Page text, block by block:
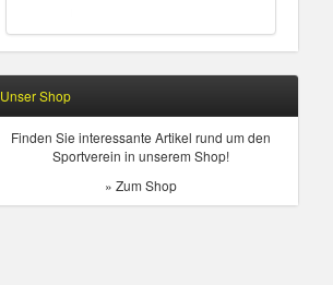
Unser Shop
Finden Sie interessante Artikel rund um den
Sportverein in unserem Shop!
» Zum Shop